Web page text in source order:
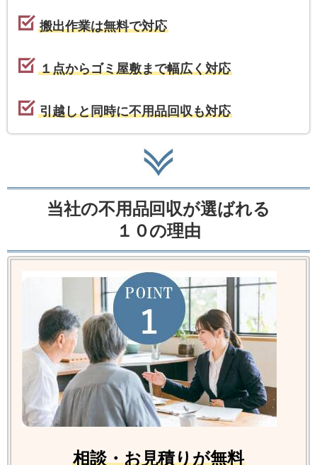
搬出作業は無料で対応
１点からゴミ屋敷まで幅広く対応
引越しと同時に不用品回収も対応
当社の不用品回収が選ばれる
１０の理由
相談・お見積りが無料